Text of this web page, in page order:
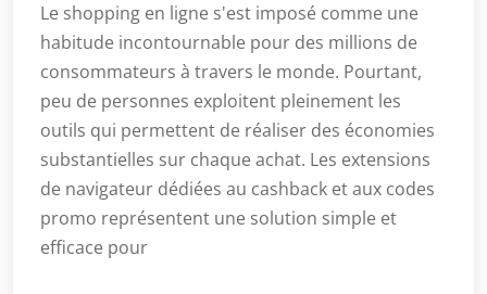
Le shopping en ligne s'est imposé comme une
habitude incontournable pour des millions de
consommateurs à travers le monde. Pourtant,
peu de personnes exploitent pleinement les
outils qui permettent de réaliser des économies
substantielles sur chaque achat. Les extensions
de navigateur dédiées au cashback et aux codes
promo représentent une solution simple et
efficace pour